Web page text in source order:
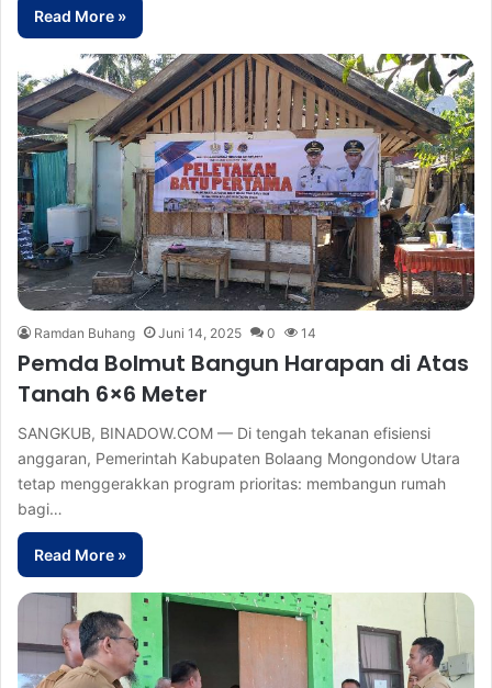
Read More »
Ramdan Buhang Juni 14, 2025 0 14
Pemda Bolmut Bangun Harapan di Atas
Tanah 6×6 Meter
SANGKUB, BINADOW.COM — Di tengah tekanan efisiensi
anggaran, Pemerintah Kabupaten Bolaang Mongondow Utara
tetap menggerakkan program prioritas: membangun rumah
bagi…
Read More »